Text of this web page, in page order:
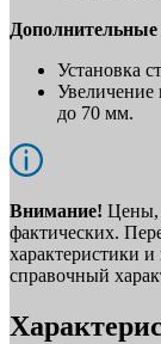
Дополнительные
Установка
Увеличение
до 70 мм.
Внимание! Цены,
фактических.
характеристики
справочный